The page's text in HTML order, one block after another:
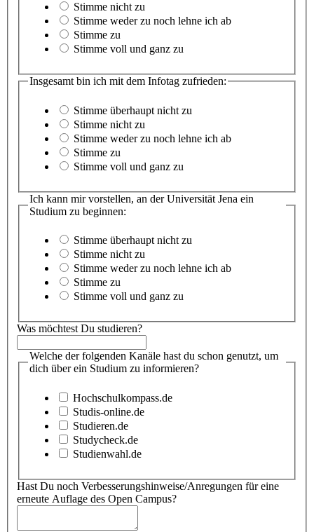
Stimme nicht zu
Stimme weder zu noch lehne ich ab
Stimme zu
Stimme voll und ganz zu
Insgesamt bin ich mit dem Infotag zufrieden:
Stimme überhaupt nicht zu
Stimme nicht zu
Stimme weder zu noch lehne ich ab
Stimme zu
Stimme voll und ganz zu
Ich kann mir vorstellen, an der Universität Jena ein
Studium zu beginnen:
Stimme überhaupt nicht zu
Stimme nicht zu
Stimme weder zu noch lehne ich ab
Stimme zu
Stimme voll und ganz zu
Was möchtest Du studieren?
Welche der folgenden Kanäle hast du schon genutzt, um
dich über ein Studium zu informieren?
Hochschulkompass.de
Studis-online.de
Studieren.de
Studycheck.de
Studienwahl.de
Hast Du noch Verbesserungshinweise/Anregungen für eine
erneute Auflage des Open Campus?